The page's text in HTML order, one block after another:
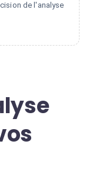
de l'analyse